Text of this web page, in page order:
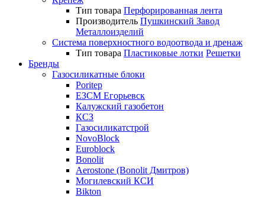
Тип товара Перфорированная лента
Производитель Пушкинский Завод
Металлоизделий
Система поверхностного водоотвода и дренаж
Тип товара Пластиковые лотки Решетки
Бренды
Газосиликатные блоки
Poritep
ЕЗСМ Егорьевск
Калужский газобетон
КСЗ
Газосиликатстрой
NovoBlock
Euroblock
Bonolit
Aerostone (Bonolit Дмитров)
Могилевский КСИ
Bikton